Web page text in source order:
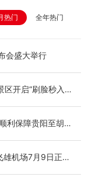
热门 全年热门
会盛大举行
区开启“刷脸秒入
利保障贵阳至胡
雄机场7月9日正式